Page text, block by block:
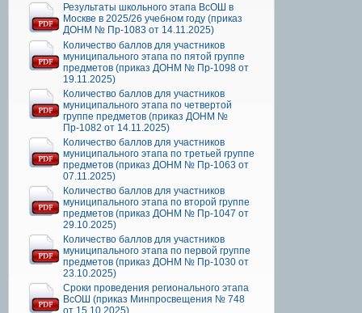
Результаты школьного этапа ВсОШ в
Москве в 2025/26 учебном году (приказ
ДОНМ № Пр-1083 от 14.11.2025)
Количество баллов для участников
муниципального этапа по пятой группе
предметов (приказ ДОНМ № Пр-1098 от
19.11.2025)
Количество баллов для участников
муниципального этапа по четвертой
группе предметов (приказ ДОНМ №
Пр-1082 от 14.11.2025)
Количество баллов для участников
муниципального этапа по третьей группе
предметов (приказ ДОНМ № Пр-1063 от
07.11.2025)
Количество баллов для участников
муниципального этапа по второй группе
предметов (приказ ДОНМ № Пр-1047 от
29.10.2025)
Количество баллов для участников
муниципального этапа по первой группе
предметов (приказ ДОНМ № Пр-1030 от
23.10.2025)
Сроки проведения регионального этапа
ВсОШ (приказ Минпросвещения № 748
от 15.10.2025)